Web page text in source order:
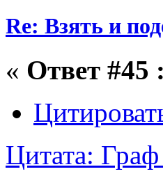
Re: Взять и
« Ответ #45 :
Цитата: